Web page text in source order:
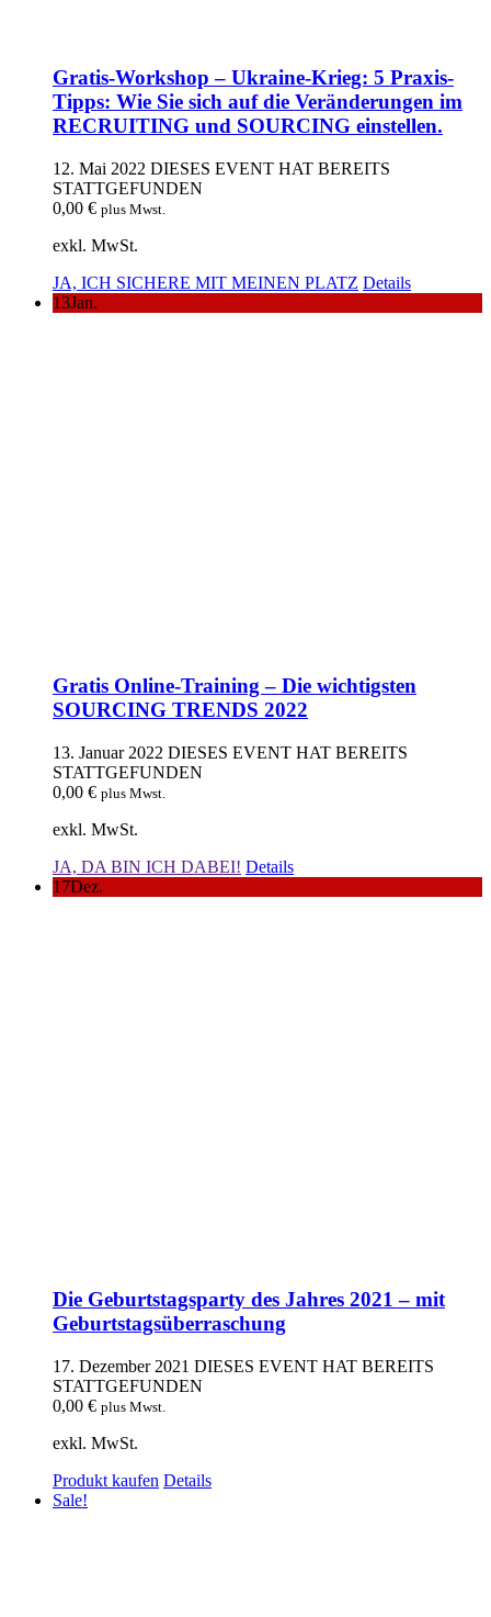
Gratis-Workshop – Ukraine-Krieg: 5 Praxis-
Tipps: Wie Sie sich auf die Veränderungen im
RECRUITING und SOURCING einstellen.
12. Mai 2022 DIESES EVENT HAT BEREITS
STATTGEFUNDEN
0,00 € plus Mwst.
exkl. MwSt.
JA, ICH SICHERE MIT MEINEN PLATZ Details
13Jan.
Gratis Online-Training – Die wichtigsten
SOURCING TRENDS 2022
13. Januar 2022 DIESES EVENT HAT BEREITS
STATTGEFUNDEN
0,00 € plus Mwst.
exkl. MwSt.
JA, DA BIN ICH DABEI! Details
17Dez.
Die Geburtstagsparty des Jahres 2021 – mit
Geburtstagsüberraschung
17. Dezember 2021 DIESES EVENT HAT BEREITS
STATTGEFUNDEN
0,00 € plus Mwst.
exkl. MwSt.
Produkt kaufen Details
Sale!